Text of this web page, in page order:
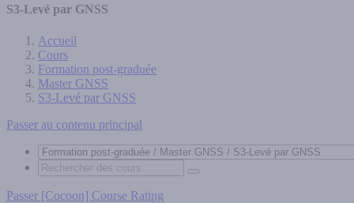
S3-Levé par GNSS
Accueil
Cours
Formation post-graduée
Master GNSS
S3-Levé par GNSS
Passer au contenu principal
Passer [Cocoon] Course Rating